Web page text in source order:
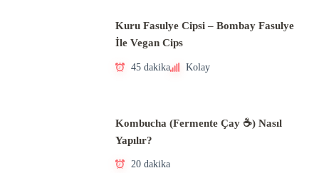
Kuru Fasulye Cipsi – Bombay Fasulye
İle Vegan Cips
45 dakika Kolay
Kombucha (Fermente Çay ☕) Nasıl
Yapılır?
20 dakika